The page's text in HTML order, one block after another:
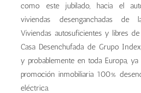
como este jubilado, hacia el
viviendas desenganchadas de
Viviendas autosuficientes y libres
Casa Desenchufada de Grupo
y probablemente en toda Europa,
promoción inmobiliaria 100%
eléctrica.